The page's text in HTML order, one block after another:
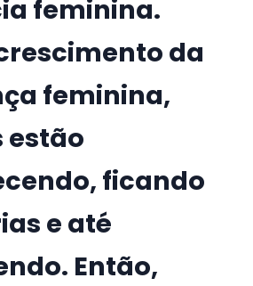
feminina.
da
feminina,
estão
ficando
e até
Então,